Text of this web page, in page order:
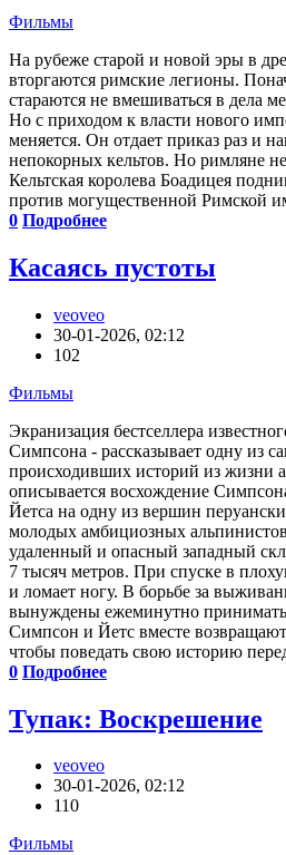
Фильмы
На рубеже старой и новой эры в
вторгаются римские легионы.
стараются не вмешиваться в дела
Но с приходом к власти нового
меняется. Он отдает приказ раз и
непокорных кельтов. Но римляне
Кельтская королева Боадицея
против могущественной Римской
0 Подробнее
Касаясь пустоты
veoveo
30-01-2026, 02:12
102
Фильмы
Экранизация бестселлера
Симпсона - рассказывает одну из
происходивших историй из жизни
описывается восхождение
Йетса на одну из вершин
молодых амбициозных
удаленный и опасный западный
7 тысяч метров. При спуске в
и ломает ногу. В борьбе за
вынуждены ежеминутно
Симпсон и Йетс вместе
чтобы поведать свою историю
0 Подробнее
Тупак: Воскрешение
veoveo
30-01-2026, 02:12
110
Фильмы